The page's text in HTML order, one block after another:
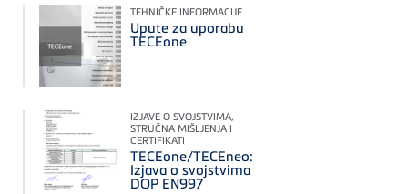
TEHNIČKE INFORMACIJE
Upute za uporabu
TECEone
IZJAVE O SVOJSTVIMA,
STRUČNA MIŠLJENJA I
CERTIFIKATI
TECEone/TECEneo:
Izjava o svojstvima
DOP EN997